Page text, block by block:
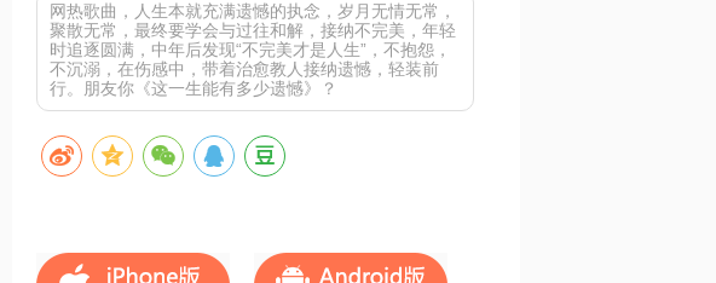
网热歌曲，人生本就充满遗憾的执念，岁月无情无常，
聚散无常，最终要学会与过往和解，接纳不完美，年轻
时追逐圆满，中年后发现“不完美才是人生”，不抱怨，
不沉溺，在伤感中，带着治愈教人接纳遗憾，轻装前
行。朋友你《这一生能有多少遗憾》？